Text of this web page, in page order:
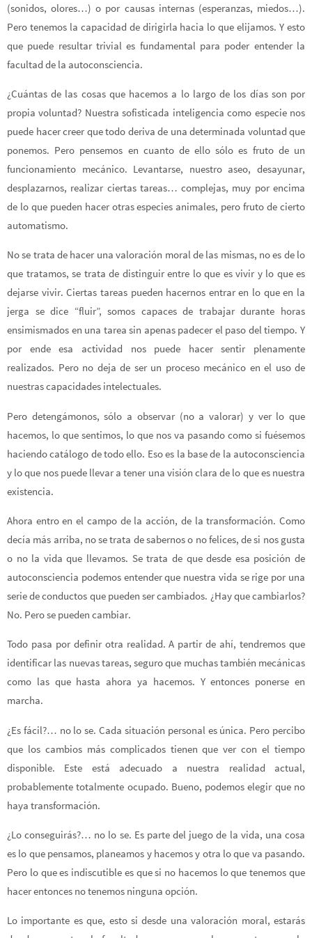
(sonidos, olores…) o por causas internas (esperanzas, miedos…).
Pero tenemos la capacidad de dirigirla hacia lo que elijamos. Y esto
que puede resultar trivial es fundamental para poder entender la
facultad de la autoconsciencia.
¿Cuántas de las cosas que hacemos a lo largo de los días son por
propia voluntad? Nuestra sofisticada inteligencia como especie nos
puede hacer creer que todo deriva de una determinada voluntad que
ponemos. Pero pensemos en cuanto de ello sólo es fruto de un
funcionamiento mecánico. Levantarse, nuestro aseo, desayunar,
desplazarnos, realizar ciertas tareas… complejas, muy por encima
de lo que pueden hacer otras especies animales, pero fruto de cierto
automatismo.
No se trata de hacer una valoración moral de las mismas, no es de lo
que tratamos, se trata de distinguir entre lo que es vivir y lo que es
dejarse vivir. Ciertas tareas pueden hacernos entrar en lo que en la
jerga se dice “fluir”, somos capaces de trabajar durante horas
ensimismados en una tarea sin apenas padecer el paso del tiempo. Y
por ende esa actividad nos puede hacer sentir plenamente
realizados. Pero no deja de ser un proceso mecánico en el uso de
nuestras capacidades intelectuales.
Pero detengámonos, sólo a observar (no a valorar) y ver lo que
hacemos, lo que sentimos, lo que nos va pasando como si fuésemos
haciendo catálogo de todo ello. Eso es la base de la autoconsciencia
y lo que nos puede llevar a tener una visión clara de lo que es nuestra
existencia.
Ahora entro en el campo de la acción, de la transformación. Como
decía más arriba, no se trata de sabernos o no felices, de si nos gusta
o no la vida que llevamos. Se trata de que desde esa posición de
autoconsciencia podemos entender que nuestra vida se rige por una
serie de conductos que pueden ser cambiados. ¿Hay que cambiarlos?
No. Pero se pueden cambiar.
Todo pasa por definir otra realidad. A partir de ahí, tendremos que
identificar las nuevas tareas, seguro que muchas también mecánicas
como las que hasta ahora ya hacemos. Y entonces ponerse en
marcha.
¿Es fácil?… no lo se. Cada situación personal es única. Pero percibo
que los cambios más complicados tienen que ver con el tiempo
disponible. Este está adecuado a nuestra realidad actual,
probablemente totalmente ocupado. Bueno, podemos elegir que no
haya transformación.
¿Lo conseguirás?… no lo se. Es parte del juego de la vida, una cosa
es lo que pensamos, planeamos y hacemos y otra lo que va pasando.
Pero lo que es indiscutible es que si no hacemos lo que tenemos que
hacer entonces no tenemos ninguna opción.
Lo importante es que, esto si desde una valoración moral, estarás